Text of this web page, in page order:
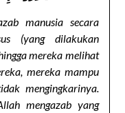
manusia secara
(yang dilakukan
mereka melihat
mereka mampu
mengingkarinya.
mengazab yang